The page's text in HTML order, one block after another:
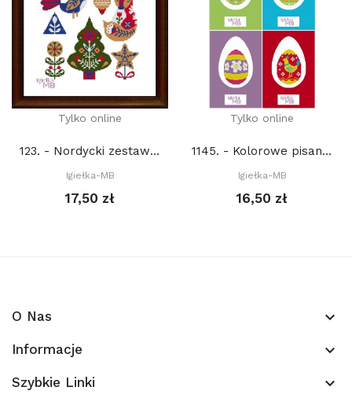
Tylko online
123. - Nordycki zestaw świąteczny 15. (PDF)
Igiełka-MB
17,50 zł
Tylko online
1145. - Kolorowe pisanki (PDF)
Igiełka-MB
16,50 zł
O Nas keyboard_arrow_down
Informacje keyboard_arrow_down
Szybkie Linki keyboard_arrow_down